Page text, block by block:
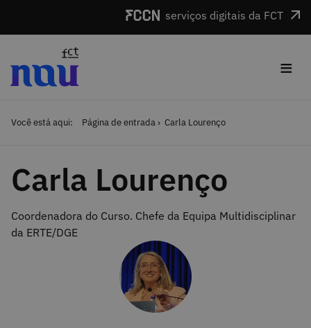
serviços digitais da FCT
≡
Você está aqui: Página de entrada Carla Lourenço
Carla Lourenço
Coordenadora do Curso. Chefe da Equipa Multidisciplinar
da ERTE/DGE